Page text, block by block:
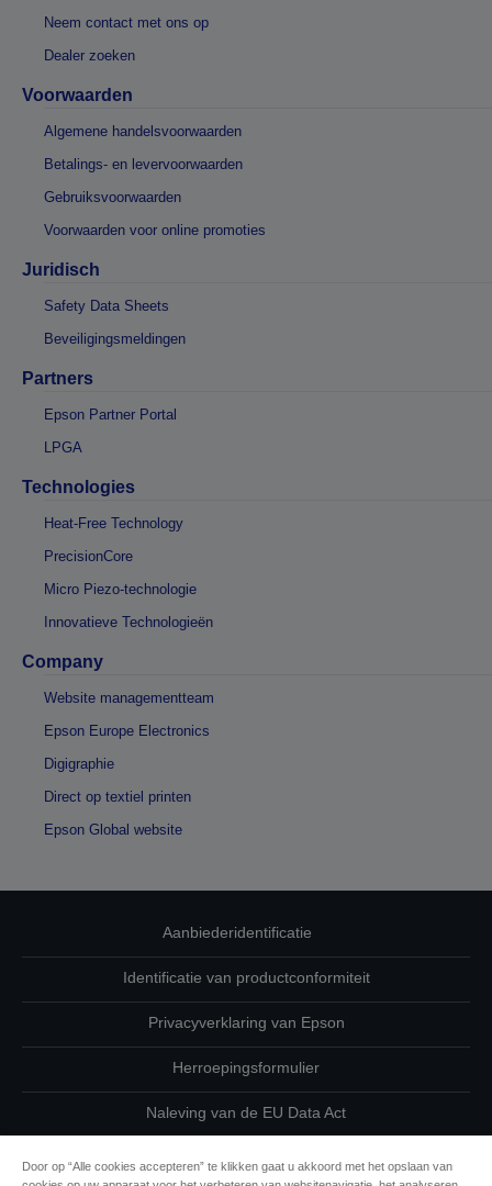
Neem contact met ons op
Dealer zoeken
Voorwaarden
Algemene handelsvoorwaarden
Betalings- en levervoorwaarden
Gebruiksvoorwaarden
Voorwaarden voor online promoties
Juridisch
Safety Data Sheets
Beveiligingsmeldingen
Partners
Epson Partner Portal
LPGA
Technologies
Heat-Free Technology
PrecisionCore
Micro Piezo-technologie
Innovatieve Technologieën
Company
Website managementteam
Epson Europe Electronics
Digigraphie
Direct op textiel printen
Epson Global website
Aanbiederidentificatie
Identificatie van productconformiteit
Privacyverklaring van Epson
Herroepingsformulier
Naleving van de EU Data Act
Door op “Alle cookies accepteren” te klikken gaat u akkoord met het opslaan van